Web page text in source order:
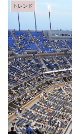
トレンド